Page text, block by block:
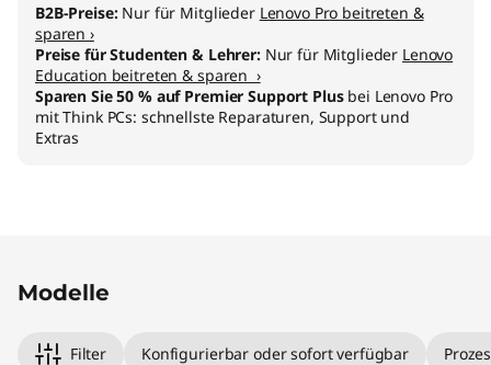
B2B-Preise: Nur für Mitglieder Lenovo Pro beitreten &
sparen ›
Preise für Studenten & Lehrer: Nur für Mitglieder Lenovo
Education beitreten & sparen ›
Sparen Sie 50 % auf Premier Support Plusbei Lenovo Pro
mit Think PCs: schnellste Reparaturen, Support und
Extras
Modelle
Filter Konfigurierbar oder sofort verfügbar